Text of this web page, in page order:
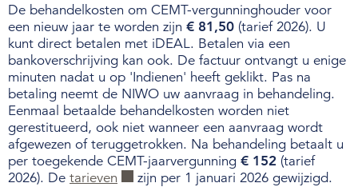
De behandelkosten om CEMT-vergunninghouder voor
een nieuw jaar te worden zijn € 81,50 (tarief 2026). U
kunt direct betalen met iDEAL. Betalen via een
bankoverschrijving kan ook. De factuur ontvangt u enige
minuten nadat u op 'Indienen' heeft geklikt. Pas na
betaling neemt de NIWO uw aanvraag in behandeling.
Eenmaal betaalde behandelkosten worden niet
gerestitueerd, ook niet wanneer een aanvraag wordt
afgewezen of teruggetrokken. Na behandeling betaalt u
per toegekende CEMT-jaarvergunning € 152 (tarief
2026). De tarieven zijn per 1 januari 2026 gewijzigd.